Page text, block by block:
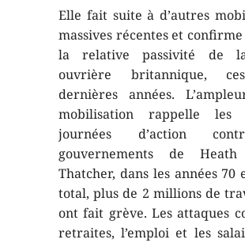
Elle fait suite à d’autres
massives récentes et
la relative passivité de
ouvrière britannique,
dernières années.
mobilisation rappelle les
journées d’action
gouvernements de
Thatcher, dans les années 70
total, plus de 2 millions de
ont fait grève. Les attaques
retraites, l’emploi et les